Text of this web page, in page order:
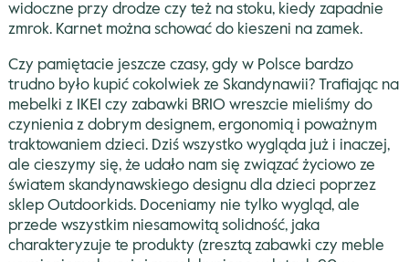
widoczne przy drodze czy też na stoku, kiedy zapadnie
zmrok. Karnet można schować do kieszeni na zamek.
Czy pamiętacie jeszcze czasy, gdy w Polsce bardzo
trudno było kupić cokolwiek ze Skandynawii? Trafiając na
mebelki z IKEI czy zabawki BRIO wreszcie mieliśmy do
czynienia z dobrym designem, ergonomią i poważnym
traktowaniem dzieci. Dziś wszystko wygląda już i inaczej,
ale cieszymy się, że udało nam się związać życiowo ze
światem skandynawskiego designu dla dzieci poprzez
sklep Outdoorkids. Doceniamy nie tylko wygląd, ale
przede wszystkim niesamowitą solidność, jaka
charakteryzuje te produkty (zresztą zabawki czy meble